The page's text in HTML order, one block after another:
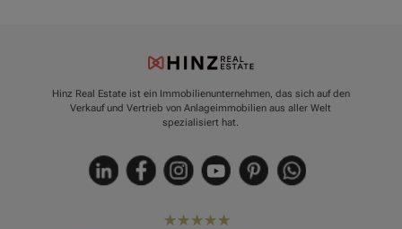
Hinz Real Estate ist ein Immobilienunternehmen, das sich auf den
Verkauf und Vertrieb von Anlageimmobilien aus aller Welt
spezialisiert hat.